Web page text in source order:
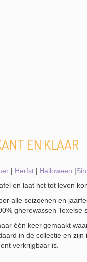
EN KLAAR
Herfst Halloween
en laat het tot leven
alle seizoenen en
gherewassen Texelse
één keer gemaakt
in de collectie en
verkrijgbaar is.